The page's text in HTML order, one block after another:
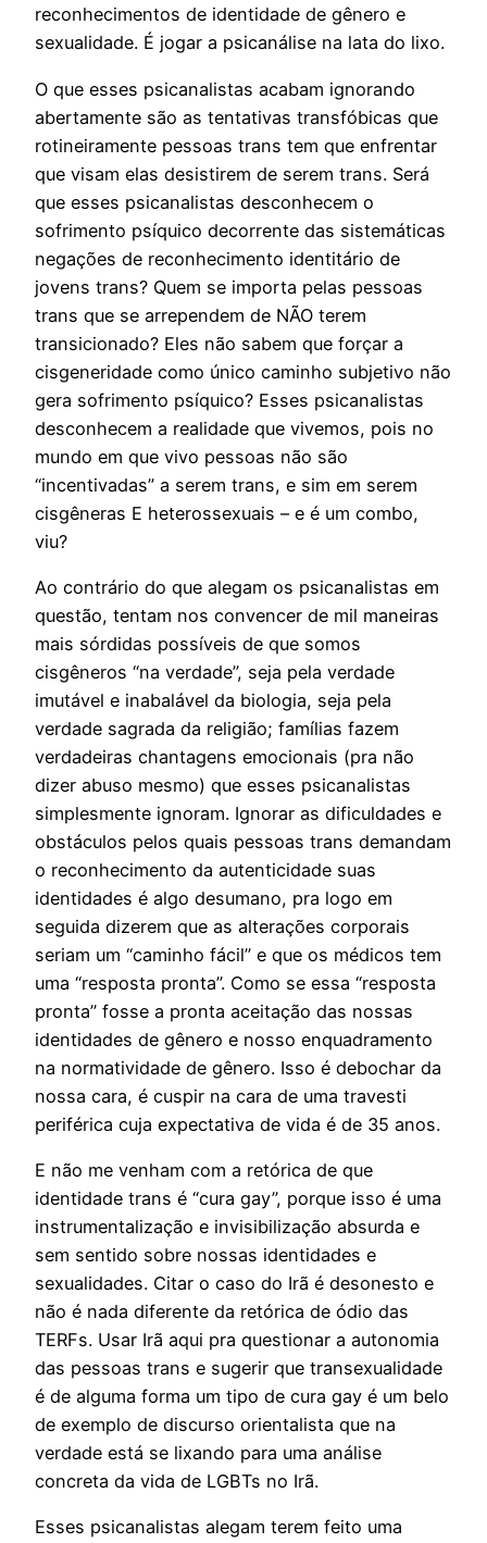
reconhecimentos de identidade de gênero e
sexualidade. É jogar a psicanálise na lata do lixo.
O que esses psicanalistas acabam ignorando
abertamente são as tentativas transfóbicas que
rotineiramente pessoas trans tem que enfrentar
que visam elas desistirem de serem trans. Será
que esses psicanalistas desconhecem o
sofrimento psíquico decorrente das sistemáticas
negações de reconhecimento identitário de
jovens trans? Quem se importa pelas pessoas
trans que se arrependem de NÃO terem
transicionado? Eles não sabem que forçar a
cisgeneridade como único caminho subjetivo não
gera sofrimento psíquico? Esses psicanalistas
desconhecem a realidade que vivemos, pois no
mundo em que vivo pessoas não são
“incentivadas” a serem trans, e sim em serem
cisgêneras E heterossexuais – e é um combo,
viu?
Ao contrário do que alegam os psicanalistas em
questão, tentam nos convencer de mil maneiras
mais sórdidas possíveis de que somos
cisgêneros “na verdade”, seja pela verdade
imutável e inabalável da biologia, seja pela
verdade sagrada da religião; famílias fazem
verdadeiras chantagens emocionais (pra não
dizer abuso mesmo) que esses psicanalistas
simplesmente ignoram. Ignorar as dificuldades e
obstáculos pelos quais pessoas trans demandam
o reconhecimento da autenticidade suas
identidades é algo desumano, pra logo em
seguida dizerem que as alterações corporais
seriam um “caminho fácil” e que os médicos tem
uma “resposta pronta”. Como se essa “resposta
pronta” fosse a pronta aceitação das nossas
identidades de gênero e nosso enquadramento
na normatividade de gênero. Isso é debochar da
nossa cara, é cuspir na cara de uma travesti
periférica cuja expectativa de vida é de 35 anos.
E não me venham com a retórica de que
identidade trans é “cura gay”, porque isso é uma
instrumentalização e invisibilização absurda e
sem sentido sobre nossas identidades e
sexualidades. Citar o caso do Irã é desonesto e
não é nada diferente da retórica de ódio das
TERFs. Usar Irã aqui pra questionar a autonomia
das pessoas trans e sugerir que transexualidade
é de alguma forma um tipo de cura gay é um belo
de exemplo de discurso orientalista que na
verdade está se lixando para uma análise
concreta da vida de LGBTs no Irã.
Esses psicanalistas alegam terem feito uma